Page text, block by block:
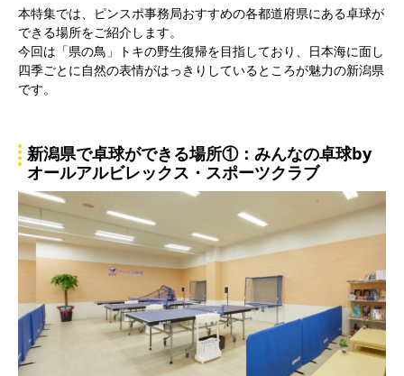
本特集では、ピンスポ事務局おすすめの各都道府県にある卓球が
できる場所をご紹介します。
今回は「県の鳥」トキの野生復帰を目指しており、日本海に面し
四季ごとに自然の表情がはっきりしているところが魅力の新潟県
です。
新潟県で卓球ができる場所①：みんなの卓球by
オールアルビレックス・スポーツクラブ